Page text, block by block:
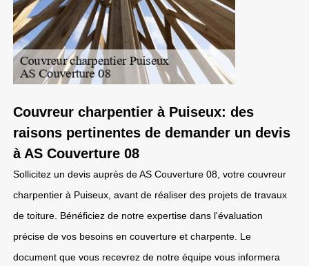
Couvreur charpentier à Puiseux: des
raisons pertinentes de demander un devis
à AS Couverture 08
Sollicitez un devis auprès de AS Couverture 08, votre couvreur
charpentier à Puiseux, avant de réaliser des projets de travaux
de toiture. Bénéficiez de notre expertise dans l'évaluation
précise de vos besoins en couverture et charpente. Le
document que vous recevrez de notre équipe vous informera